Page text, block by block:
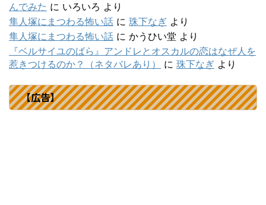
んでみた に いろいろ より
隼人塚にまつわる怖い話 に 珠下なぎ より
隼人塚にまつわる怖い話 に かうひい堂 より
『ベルサイユのばら』アンドレとオスカルの恋はなぜ人を
惹きつけるのか？（ネタバレあり）
に 珠下なぎ より
【広告】